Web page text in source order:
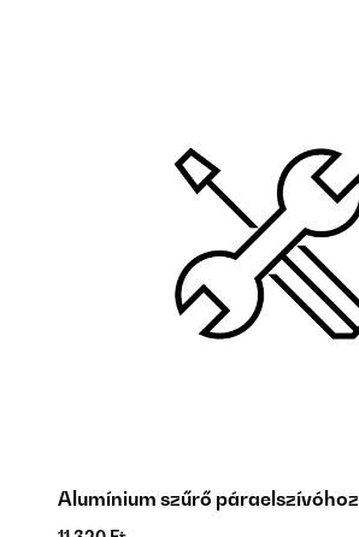
Alumínium szűrő páraelszívóhoz